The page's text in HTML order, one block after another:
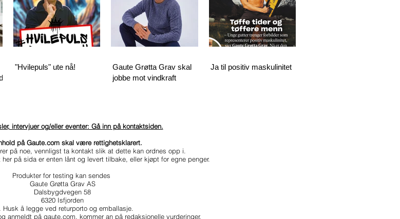
"Hvilepuls" ute nå!
Gaute Grøtta Grav skal
jobbe mot vindkraft
Ja til positiv maskulinitet
intervjuer og/eller eventer: Gå inn på kontaktsiden.
på Gaute.com skal være rettighetsklarert.
på noe, vennligst ta kontakt slik at dette kan ordnes opp i.
på sida er enten lånt og levert tilbake, eller kjøpt for egne penger.
Produkter for testing kan sendes
Gaute Grøtta Grav AS
Dalsbygdvegen 58
6320 Isfjorden
Husk å legge ved returporto og emballasje.
anmeldt på gaute.com, kommer an på redaksjonelle vurderinger.